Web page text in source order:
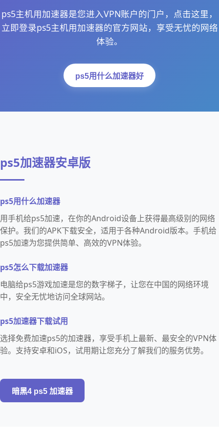
ps5主机用加速器是您进入VPN账户的门户，点击这里，
立即登录ps5主机用加速器的官方网站，享受无忧的网络
体验。
ps5用什么加速器好
ps5加速器安卓版
ps5用什么加速器
用手机给ps5加速，在你的Android设备上获得最高级别的网络
保护。我们的APK下载安全，适用于各种Android版本。手机给
ps5加速为您提供简单、高效的VPN体验。
ps5怎么下载加速器
电脑给ps5游戏加速是您的数字梯子，让您在中国的网络环境
中，安全无忧地访问全球网站。
ps5加速器下载试用
选择免费加速ps5的加速器，享受手机上最新、最安全的VPN体
验。支持安卓和iOS，试用期让您充分了解我们的服务优势。
暗黑4 ps5 加速器